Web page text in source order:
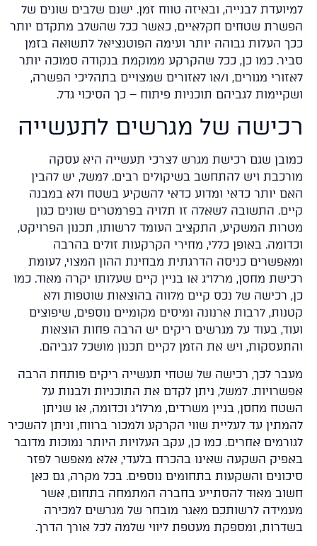
לבנייה, ובאיזה טווח זמן. ישנם שלבים שונים של
שטחים חקלאיים, כאשר ככל שהשלב מתקדם יותר
העלות גבוהה יותר ועימה הפוטנציאל לתשואה בזמן
כמו כן, ככל שהקרקע ממוקמת בנקודה סמוכה יותר
מגורים, ו/או לאזורים שמצויים בתהליכי הפשרה,
לגביהם תוכניות פיתוח – כך הסיכוי גדל.
של מגרשים לתעשייה
שגם רכישת מגרש לצרכי תעשייה היא עסקה
ויש להתחשב בשיקולים רבים. למשל, יש להבין
יותר כדאי ומדוע כדאי להשקיע בשטח ולא במבנה
התשובה לשאלה זו תלויה בפרמטרים שונים כגון
המשקיע, התקציב העומד לרשותו, תכנון הפרויקט,
באופן כללי, מחירי הקרקעות זולים בהרבה
כניסה הדרגתית מבחינת ההון המצוי, לעומת
מחסן, מרלו"ג או בניין קיים שעלותו יקרה מאוד. כמו
רכישה של נכס קיים מלווה בהוצאות שוטפות ולא
לרבות ארנונה ומיסים מקומיים נוספים, שיפוצים
בעוד על מגרשים ריקים יש הרבה פחות הוצאות
ויש את הזמן לקיים תכנון מושכל לגביהם.
לכך, רכישה של שטחי תעשייה ריקים פותחת הרבה
למשל, ניתן לקדם את התוכניות ולבנות על
מחסן, בניין משרדים, מרלו"ג וכדומה, או שניתן
עד לעליית שווי הקרקע ולמכור ברווח, וניתן להשכיר
אחרים. כמו כן, עקב העלויות היותר נמוכות מדובר
השקעה שאינו בהכרח בלעדי, אלא מאפשר לפזר
והשקעות בתחומים נוספים. בכל מקרה, גם כאן
מאוד להסתייע בחברה המתמחה בתחום, אשר
לרשותכם מאגר מובחר של מגרשים למכירה
ומספקת מעטפת ליווי שלמה לכל אורך הדרך.